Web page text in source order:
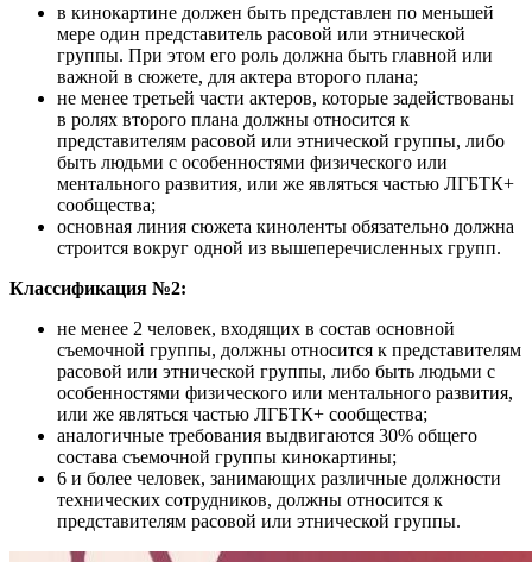
в кинокартине должен быть представлен по меньшей
мере один представитель расовой или этнической
группы. При этом его роль должна быть главной или
важной в сюжете, для актера второго плана;
не менее третьей части актеров, которые задействованы
в ролях второго плана должны относится к
представителям расовой или этнической группы, либо
быть людьми с особенностями физического или
ментального развития, или же являться частью ЛГБТК+
сообщества;
основная линия сюжета киноленты обязательно должна
строится вокруг одной из вышеперечисленных групп.
Классификация №2:
не менее 2 человек, входящих в состав основной
съемочной группы, должны относится к представителям
расовой или этнической группы, либо быть людьми с
особенностями физического или ментального развития,
или же являться частью ЛГБТК+ сообщества;
аналогичные требования выдвигаются 30% общего
состава съемочной группы кинокартины;
6 и более человек, занимающих различные должности
технических сотрудников, должны относится к
представителям расовой или этнической группы.